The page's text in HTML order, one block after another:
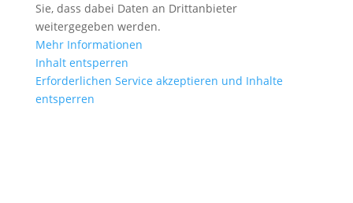
Sie, dass dabei Daten an Drittanbieter
weitergegeben werden.
Mehr Informationen
Inhalt entsperren
Erforderlichen Service akzeptieren und Inhalte
entsperren